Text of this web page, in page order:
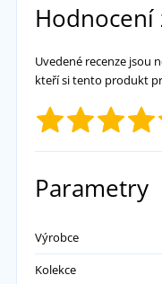
Hodnocení
Uvedené recenze jsou
kteří si tento produkt
Vlasta
Kalhoty mají
Parametry
Výrobce
Kolekce